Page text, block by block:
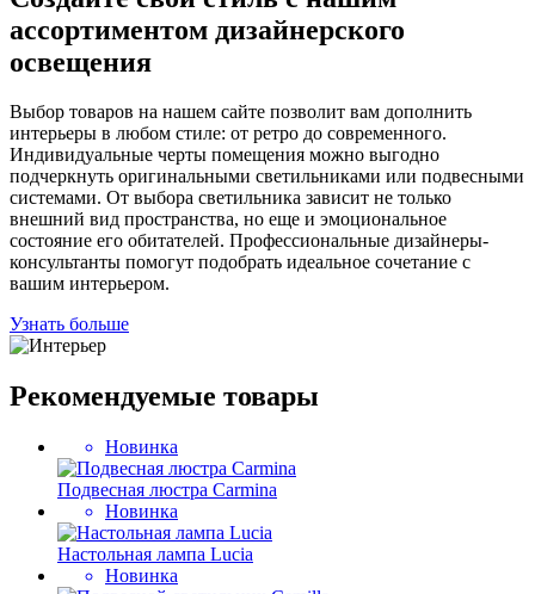
ассортиментом дизайнерского
освещения
Выбор товаров на нашем сайте позволит вам дополнить
интерьеры в любом стиле: от ретро до современного.
Индивидуальные черты помещения можно выгодно
подчеркнуть оригинальными светильниками или подвесными
системами. От выбора светильника зависит не только
внешний вид пространства, но еще и эмоциональное
состояние его обитателей. Профессиональные дизайнеры-
консультанты помогут подобрать идеальное сочетание с
вашим интерьером.
Узнать больше
Рекомендуемые товары
Новинка
Подвесная люстра Carmina
Новинка
Настольная лампа Lucia
Новинка